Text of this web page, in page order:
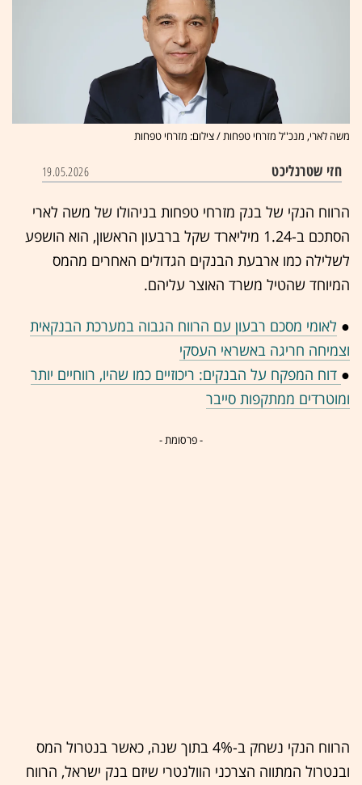
משה לארי, מנכ''ל מזרחי טפחות / צילום: מזרחי טפחות
חזי שטרנליכט 19.05.2026
הרווח הנקי של בנק מזרחי טפחות בניהולו של משה לארי
הסתכם ב-1.24 מיליארד שקל ברבעון הראשון, הוא הושפע
לשלילה כמו ארבעת הבנקים הגדולים האחרים מהמס
המיוחד שהטיל משרד האוצר עליהם.
● לאומי מסכם רבעון עם הרווח הגבוה במערכת הבנקאית
וצמיחה חריגה באשראי העסקי
● דוח המפקח על הבנקים: ריכוזיים כמו שהיו, רווחיים יותר
ומוטרדים ממתקפות סייבר
- פרסומת -
הרווח הנקי נשחק ב-4% בתוך שנה, כאשר בנטרול המס
ובנטרול המתווה הצרכני הוולנטרי שיזם בנק ישראל, הרווח